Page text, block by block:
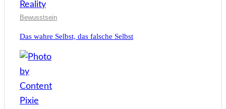
Bewusstsein
Das wahre Selbst, das falsche Selbst